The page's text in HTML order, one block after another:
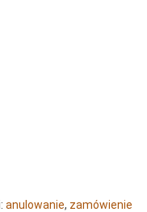
anulowanie, zamówienie